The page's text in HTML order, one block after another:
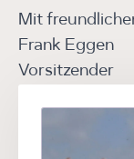
Mit
Frank Eggen
Vorsitzender